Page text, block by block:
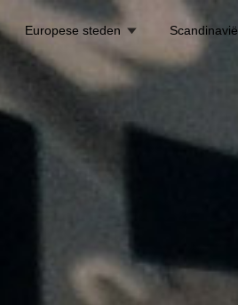
Europese steden Scandinavië